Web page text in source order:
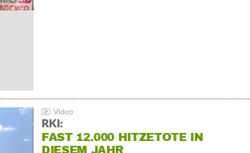
RKI:
FAST 12.000 HITZETOTE IN